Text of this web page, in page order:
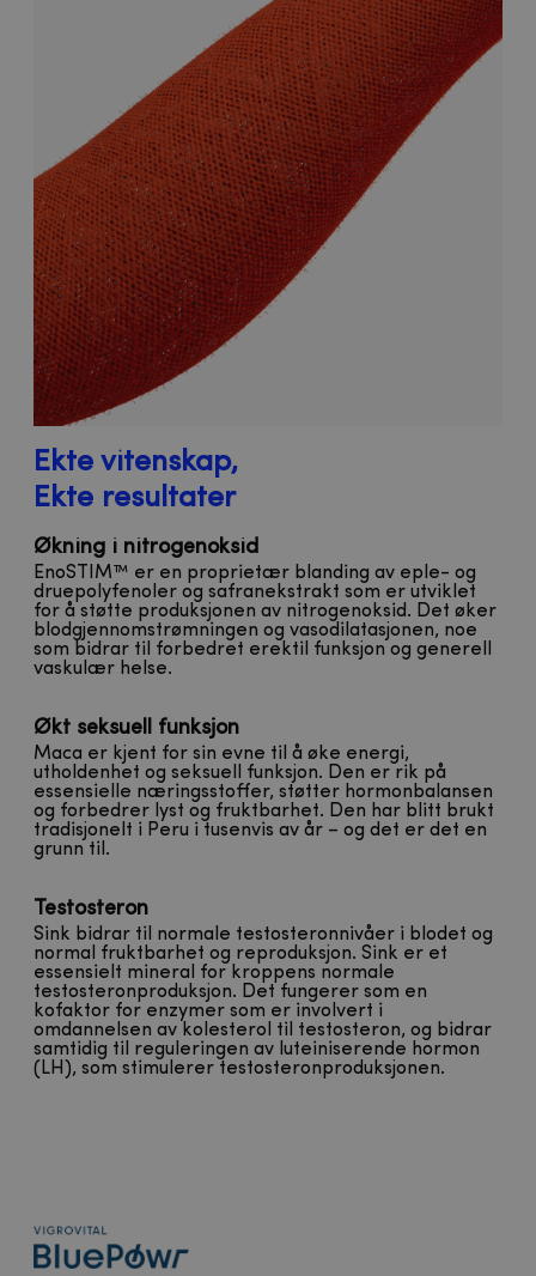
Ekte vitenskap,
Ekte resultater
Økning i nitrogenoksid
EnoSTIM™ er en proprietær blanding av eple- og
druepolyfenoler og safranekstrakt som er utviklet
for å støtte produksjonen av nitrogenoksid. Det øker
blodgjennomstrømningen og vasodilatasjonen, noe
som bidrar til forbedret erektil funksjon og generell
vaskulær helse.
Økt seksuell funksjon
Maca er kjent for sin evne til å øke energi,
utholdenhet og seksuell funksjon. Den er rik på
essensielle næringsstoffer, støtter hormonbalansen
og forbedrer lyst og fruktbarhet. Den har blitt brukt
tradisjonelt i Peru i tusenvis av år – og det er det en
grunn til.
Testosteron
Sink bidrar til normale testosteronnivåer i blodet og
normal fruktbarhet og reproduksjon. Sink er et
essensielt mineral for kroppens normale
testosteronproduksjon. Det fungerer som en
kofaktor for enzymer som er involvert i
omdannelsen av kolesterol til testosteron, og bidrar
samtidig til reguleringen av luteiniserende hormon
(LH), som stimulerer testosteronproduksjonen.